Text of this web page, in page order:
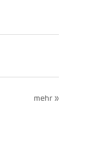
mehr »